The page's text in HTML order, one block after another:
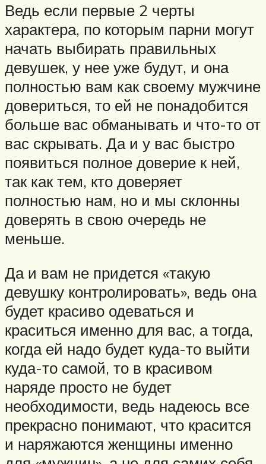
Ведь если первые 2 черты
характера, по которым парни могут
начать выбирать правильных
девушек, у нее уже будут, и она
полностью вам как своему мужчине
довериться, то ей не понадобится
больше вас обманывать и что-то от
вас скрывать. Да и у вас быстро
появиться полное доверие к ней,
так как тем, кто доверяет
полностью нам, но и мы склонны
доверять в свою очередь не
меньше.
Да и вам не придется «такую
девушку контролировать», ведь она
будет красиво одеваться и
краситься именно для вас, а тогда,
когда ей надо будет куда-то выйти
куда-то самой, то в красивом
наряде просто не будет
необходимости, ведь надеюсь все
прекрасно понимают, что красится
и наряжаются женщины именно